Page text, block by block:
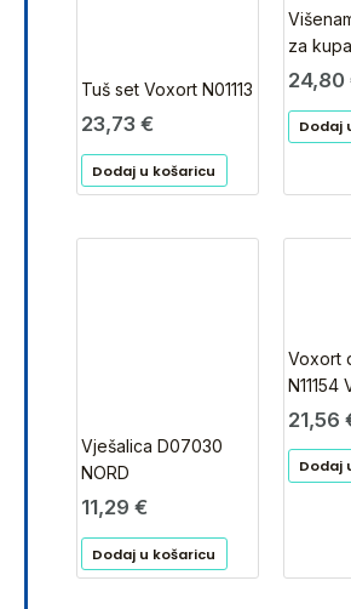
Tuš set Voxort N01113
23,73 €
Dodaj u košaricu
za
24,80
Dodaj
Vješalica D07030
NORD
11,29 €
Dodaj u košaricu
Voxort
N11154
21,56
Dodaj